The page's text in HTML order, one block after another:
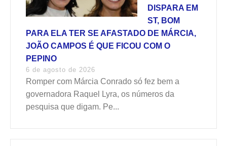
DISPARA EM
ST, BOM
PARA ELA TER SE AFASTADO DE MÁRCIA,
JOÃO CAMPOS É QUE FICOU COM O
PEPINO
6 de agosto de 2026
Romper com Márcia Conrado só fez bem a
governadora Raquel Lyra, os números da
pesquisa que digam. Pe...